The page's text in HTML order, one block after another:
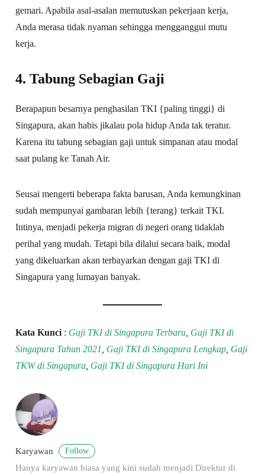
gemari. Apabila asal-asalan memutuskan pekerjaan kerja,
Anda merasa tidak nyaman sehingga mengganggui mutu
kerja.
4. Tabung Sebagian Gaji
Berapapun besarnya penghasilan TKI {paling tinggi} di
Singapura, akan habis jikalau pola hidup Anda tak teratur.
Karena itu tabung sebagian gaji untuk simpanan atau modal
saat pulang ke Tanah Air.
Seusai mengerti beberapa fakta barusan, Anda kemungkinan
sudah mempunyai gambaran lebih {terang} terkait TKI.
Intinya, menjadi pekerja migran di negeri orang tidaklah
perihal yang mudah. Tetapi bila dilalui secara baik, modal
yang dikeluarkan akan terbayarkan dengan gaji TKI di
Singapura yang lumayan banyak.
Kata Kunci : Gaji TKI di Singapura Terbaru Gaji TKI di
Singapura Tahun 2021
Gaji TKI di Singapura Lengkap Gaji
TKW di Singapura Gaji TKI di Singapura Hari Ini
Karyawan Follow
Hanya karyawan biasa yang kini sudah menjadi Direktur di